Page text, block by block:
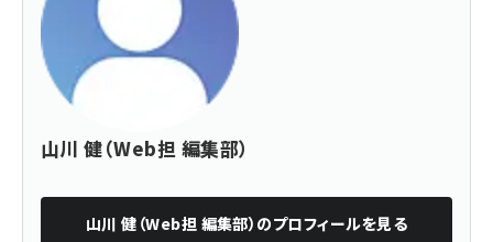
山川 健（Web担 編集部）
山川 健（Web担 編集部） のプロフィールを見る